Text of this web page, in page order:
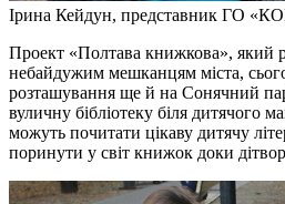
Ірина Кейдун, представник ГО
Проект «Полтава книжкова», який
небайдужим мешканцям міста,
розташування ще й на Сонячний
вуличну бібліотеку біля дитячого
можуть почитати цікаву дитячу
поринути у світ книжок доки